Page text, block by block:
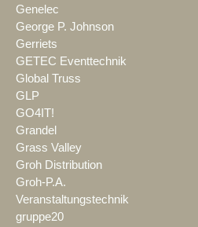
Genelec
George P. Johnson
Gerriets
GETEC Eventtechnik
Global Truss
GLP
GO4IT!
Grandel
Grass Valley
Groh Distribution
Groh-P.A.
Veranstaltungstechnik
gruppe20